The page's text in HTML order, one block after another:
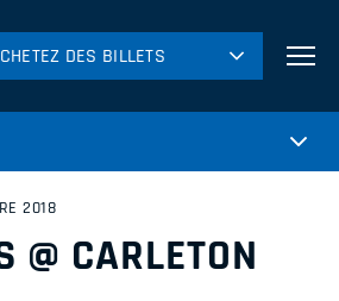
DES BILLETS
DES BILLETS
2018
@ CARLETON